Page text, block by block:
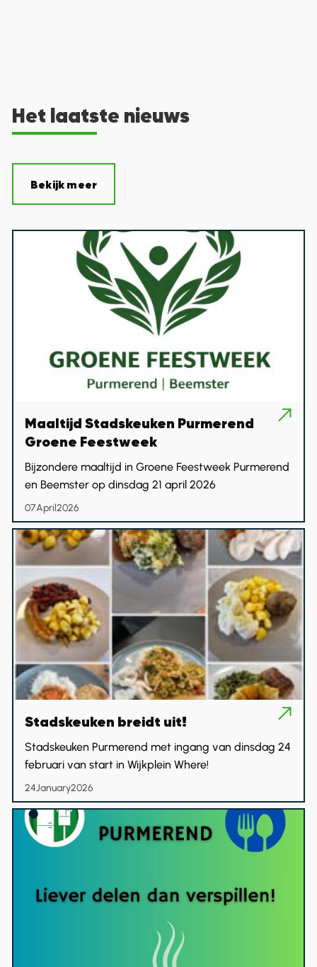
Het laatste nieuws
Bekijk meer
Maaltijd Stadskeuken Purmerend
Groene Feestweek
Bijzondere maaltijd in Groene Feestweek Purmerend
en Beemster op dinsdag 21 april 2026
07April2026
Stadskeuken breidt uit!
Stadskeuken Purmerend met ingang van dinsdag 24
februari van start in Wijkplein Where!
24January2026